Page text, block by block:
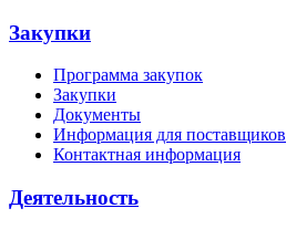
Закупки
Программа закупок
Закупки
Документы
Информация для поставщиков
Контактная информация
Деятельность